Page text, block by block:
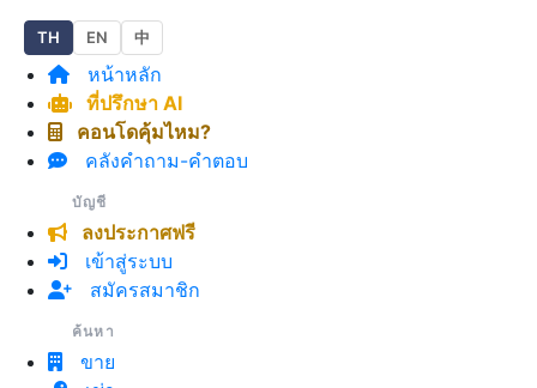
TH EN 中
หน้าหลัก
ที่ปรึกษา AI
คอนโดคุ้มไหม?
คลังคำถาม-คำตอบ
บัญชี
ลงประกาศฟรี
เข้าสู่ระบบ
สมัครสมาชิก
ค้นหา
ขาย